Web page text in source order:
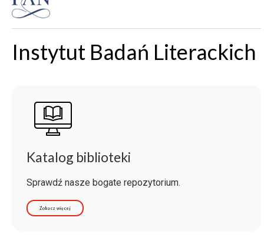
Instytut Badań Literackich
Katalog biblioteki
Sprawdź nasze bogate repozytorium.
Zobacz więcej